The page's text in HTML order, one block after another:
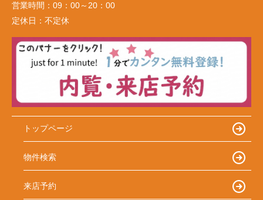
営業時間： 09：00～20：00
定休日： 不定休
トップページ
物件検索
来店予約